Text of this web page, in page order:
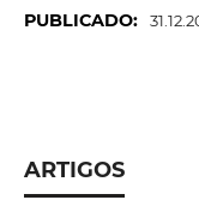
PUBLICADO:
ARTIGOS